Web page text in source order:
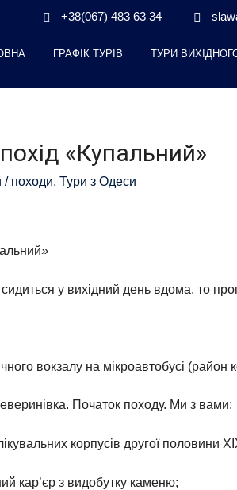
+38(067) 483 63 34
ГРАФІК ТУРІВ ТУРИ
«Купальний»
/ походи, Тури з Одеси
у вихідний день вдома, то
вокзалу на мікроавтобусі (район
Початок походу. Ми з вами:
корпусів другої половини
кар’єр з видобутку каменю;